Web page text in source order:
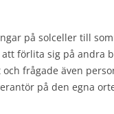
på solceller till
förlita sig på andra
och frågade även
på den egna